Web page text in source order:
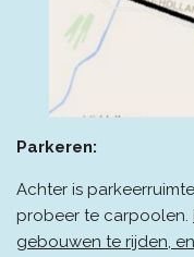
Parkeren:
Achter is
probeer te carpoolen.
gebouwen te rijden,